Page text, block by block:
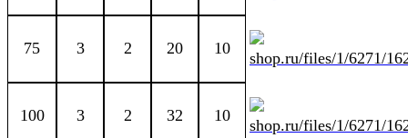
75 3 2 20 10
100 3 2 32 10